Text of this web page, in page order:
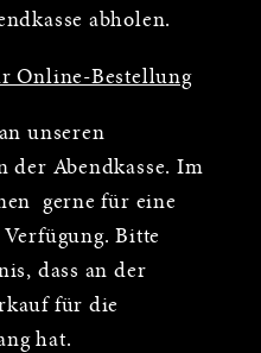
abholen.
Online-Bestellung
unseren
der Abendkasse. Im
gerne für eine
Bitte
dass an der
für die
hat.